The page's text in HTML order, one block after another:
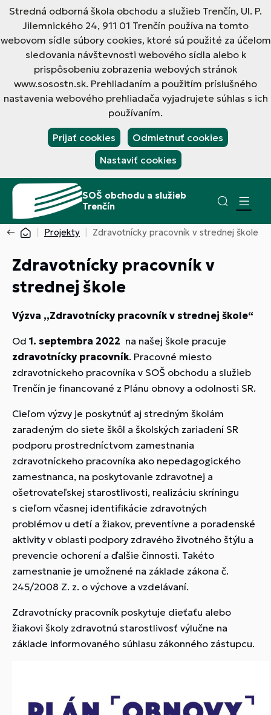
Stredná odborná škola obchodu a služieb Trenčín, Ul. P.
Jilemnického 24, 911 01 Trenčín používa na tomto
webovom sídle súbory cookies, ktoré sú použité za účelom
sledovania návštevnosti webového sídla alebo k
prispôsobeniu zobrazenia webových stránok
www.sosostn.sk. Prehliadaním a použitím príslušného
nastavenia webového prehliadača vyjadrujete súhlas s ich
používaním.
Prijať cookies
Odmietnuť cookies
Nastaviť cookies
SOŠ obchodu a služieb
Trenčín
Projekty Zdravotnícky pracovník v strednej škole
Zdravotnícky pracovník v
strednej škole
Výzva ,,Zdravotnícky pracovník v strednej škole“
Od 1. septembra 2022 na našej škole pracuje
zdravotnícky pracovník. Pracovné miesto
zdravotníckeho pracovníka v SOŠ obchodu a služieb
Trenčín je financované z Plánu obnovy a odolnosti SR.
Cieľom výzvy je poskytnúť aj stredným školám
zaradeným do siete škôl a školských zariadení SR
podporu prostredníctvom zamestnania
zdravotníckeho pracovníka ako nepedagogického
zamestnanca, na poskytovanie zdravotnej a
ošetrovateľskej starostlivosti, realizáciu skríningu
s cieľom včasnej identifikácie zdravotných
problémov u detí a žiakov, preventívne a poradenské
aktivity v oblasti podpory zdravého životného štýlu a
prevencie ochorení a ďalšie činnosti. Takéto
zamestnanie je umožnené na základe zákona č.
245/2008 Z. z. o výchove a vzdelávaní.
Zdravotnícky pracovník poskytuje dieťaťu alebo
žiakovi školy zdravotnú starostlivosť výlučne na
základe informovaného súhlasu zákonného zástupcu.